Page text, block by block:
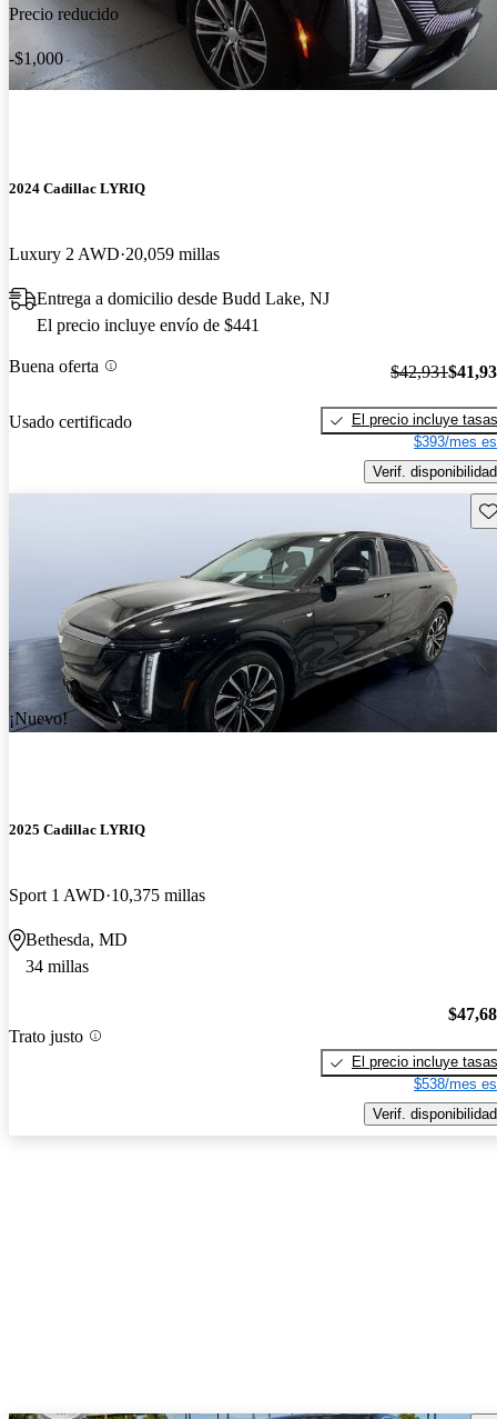
Precio reducido
-$1,000
2024 Cadillac LYRIQ
Luxury 2 AWD 20,059 millas
Entrega a domicilio desde Budd Lake, NJ
El precio incluye envío de $441
Buena oferta
Usado certificado
$42,931
El precio incluye tasas
$393/mes
Verif. disponibilidad
¡Nuevo!
2025 Cadillac LYRIQ
Sport 1 AWD 10,375 millas
Bethesda, MD
34 millas
Trato justo
El precio incluye tasas
$538/mes
Verif. disponibilidad